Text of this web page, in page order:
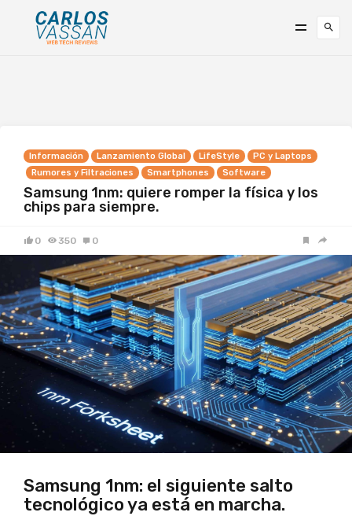
Información Lanzamiento Global LifeStyle
PC y Laptops
Rumores y Filtraciones
Smartphones Software
Samsung 1nm: quiere romper la física y los
chips para siempre.
0 350 0
Samsung 1nm: el siguiente salto
tecnológico ya está en marcha.